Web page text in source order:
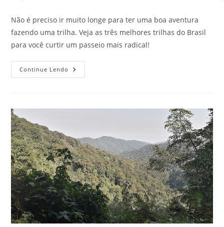
Não é preciso ir muito longe para ter uma boa aventura
fazendo uma trilha. Veja as três melhores trilhas do Brasil
para você curtir um passeio mais radical!
Continue Lendo Confira
As
Brasil
Em
Meio
A
Natureza